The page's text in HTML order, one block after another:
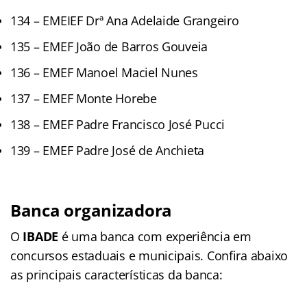
134 – EMEIEF Drª Ana Adelaide Grangeiro
135 – EMEF João de Barros Gouveia
136 – EMEF Manoel Maciel Nunes
137 – EMEF Monte Horebe
138 – EMEF Padre Francisco José Pucci
139 – EMEF Padre José de Anchieta
Banca organizadora
O IBADE é uma banca com experiência em
concursos estaduais e municipais. Confira abaixo
as principais características da banca: